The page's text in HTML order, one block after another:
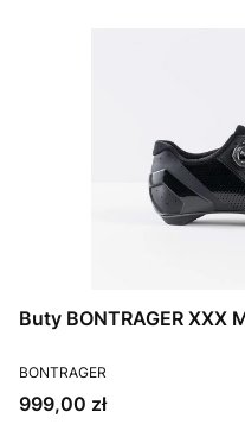
Buty BONTRAGER XXX
PRODUCENT
BONTRAGER
Cena
999,00 zł